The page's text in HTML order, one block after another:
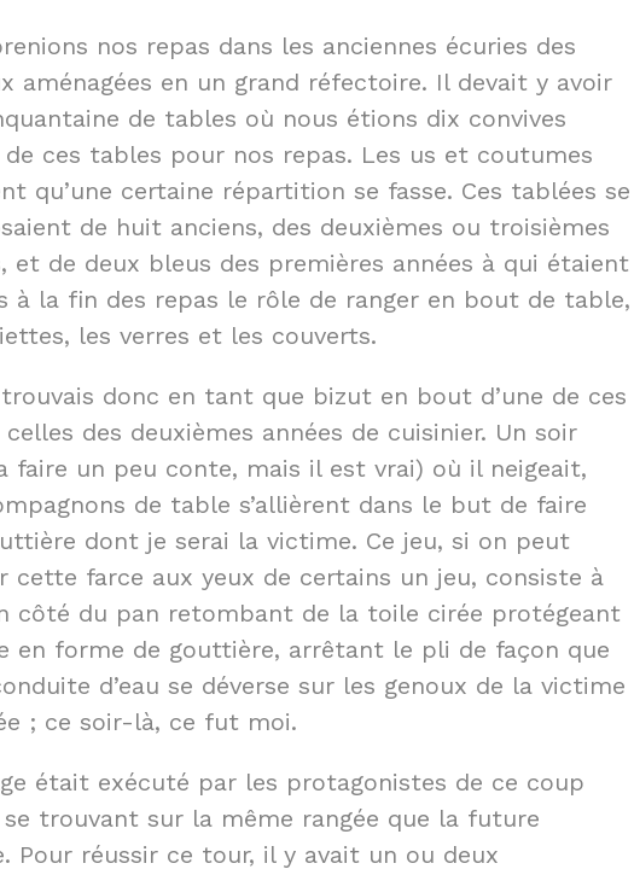
nos repas dans les anciennes écuries des
aménagées en un grand réfectoire. Il devait y avoir
de tables où nous étions dix convives
ces tables pour nos repas. Les us et coutumes
qu’une certaine répartition se fasse. Ces tablées se
de huit anciens, des deuxièmes ou troisièmes
et de deux bleus des premières années à qui étaient
à la fin des repas le rôle de ranger en bout de table,
les verres et les couverts.
donc en tant que bizut en bout d’une de ces
des deuxièmes années de cuisinier. Un soir
faire un peu conte, mais il est vrai) où il neigeait,
de table s’allièrent dans le but de faire
dont je serai la victime. Ce jeu, si on peut
cette farce aux yeux de certains un jeu, consiste à
côté du pan retombant de la toile cirée protégeant
en forme de gouttière, arrêtant le pli de façon que
d’eau se déverse sur les genoux de la victime
; ce soir-là, ce fut moi.
était exécuté par les protagonistes de ce coup
trouvant sur la même rangée que la future
Pour réussir ce tour, il y avait un ou deux